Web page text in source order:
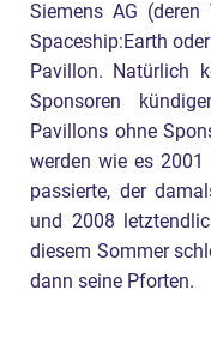
Siemens AG
Spaceship:Earth
Pavillon. Natürlich
Sponsoren
Pavillons ohne
werden wie es
passierte, der
und 2008
diesem Sommer
dann seine Pforten.